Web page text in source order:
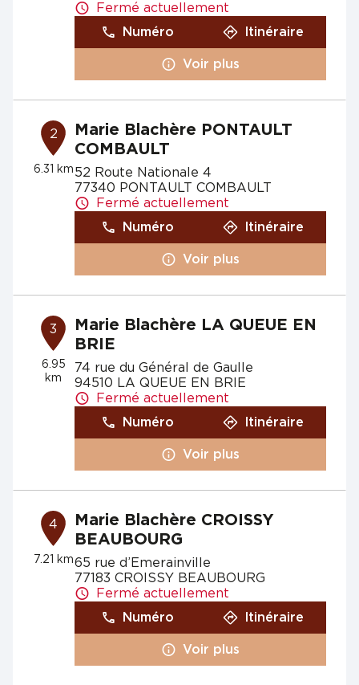
Fermé actuellement
Numéro
Itinéraire
Voir plus
2
6.31 km
Marie Blachère PONTAULT
COMBAULT
52 Route Nationale 4
77340 PONTAULT COMBAULT
Fermé actuellement
Numéro
Itinéraire
Voir plus
3
6.95
km
Marie Blachère LA QUEUE EN
BRIE
74 rue du Général de Gaulle
94510 LA QUEUE EN BRIE
Fermé actuellement
Numéro
Itinéraire
Voir plus
4
7.21 km
Marie Blachère CROISSY
BEAUBOURG
65 rue d’Emerainville
77183 CROISSY BEAUBOURG
Fermé actuellement
Numéro
Itinéraire
Voir plus